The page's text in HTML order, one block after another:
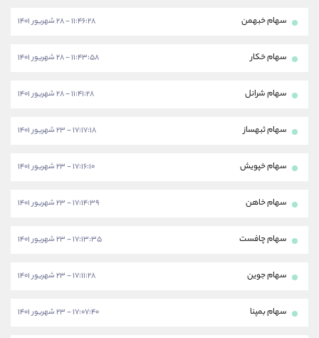
سهام خبهمن ۱۱:۴۶:۲۸ - ۲۸ شهریور ۱۴۰۱
سهام خکار ۱۱:۴۳:۵۸ - ۲۸ شهریور ۱۴۰۱
سهام شرانل ۱۱:۴۱:۲۸ - ۲۸ شهریور ۱۴۰۱
سهام ثبهساز ۱۷:۱۷:۱۸ - ۲۳ شهریور ۱۴۰۱
سهام خپویش ۱۷:۱۶:۱۰ - ۲۳ شهریور ۱۴۰۱
سهام خاهن ۱۷:۱۴:۳۹ - ۲۳ شهریور ۱۴۰۱
سهام چافست ۱۷:۱۳:۳۵ - ۲۳ شهریور ۱۴۰۱
سهام جوین ۱۷:۱۱:۲۸ - ۲۳ شهریور ۱۴۰۱
سهام بمپنا ۱۷:۰۷:۴۰ - ۲۳ شهریور ۱۴۰۱